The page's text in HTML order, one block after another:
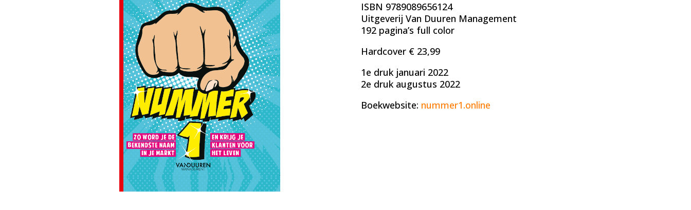
ISBN 9789089656124
Uitgeverij Van Duuren Management
192 pagina’s full color
Hardcover € 23,99
1e druk januari 2022
2e druk augustus 2022
Boekwebsite: nummer1.online